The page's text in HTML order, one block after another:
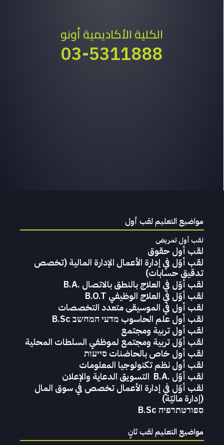
الكلية الأكاديمية أونو
03-5311888
مواضيع التعليم لقب أول
لقب أول تمريض
لقب أول حقوق
‬تدقيق‭ ‬حسابات)‬
لقب أوّل في العلاج بالنطق بالاتصال .B.A
لقب أوّل في العلاج الوظيفي B.O.T
لقب‭ ‬أول في‭ ‬الموسيقى‭ ‬متعدد‭ ‬التخصصات‭
لقب أول علم الحاسوب מדעי המחשב B.Sc
لقب أول تربية ومجتمع
لقب أوّل تربية ومجتمع لموظفي السلطات المحلية
لقب أول خاص بالحاضنات סייעות
لقب أول نظم تكنولوجيا المعلومات
لقب‭ ‬أوّل .‭ ‬B.A التسويق‭ ‬الدعاية‭ ‬والإعلان
لقب‭ ‬أوّل‭ ‬في‭ ‬إدارة‭ ‬الأعمال تخصص‭ ‬في‭ ‬سوق‭ ‬المال
‭)‬إدارة‭ ‬ماليّة‭ (
ספורטתרפיה B.Sc
مواضيع التعليم لقب ثانٍ